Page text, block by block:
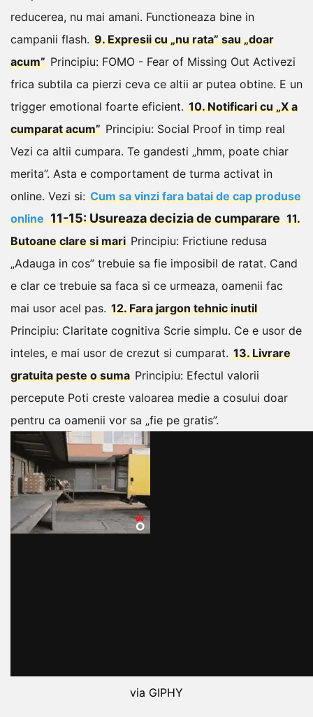
reducerea, nu mai amani. Functioneaza bine in
campanii flash. 9. Expresii cu „nu rata” sau „doar
acum” Principiu: FOMO - Fear of Missing Out Activezi
frica subtila ca pierzi ceva ce altii ar putea obtine. E un
trigger emotional foarte eficient. 10. Notificari cu „X a
cumparat acum” Principiu: Social Proof in timp real
Vezi ca altii cumpara. Te gandesti „hmm, poate chiar
merita”. Asta e comportament de turma activat in
online. Vezi si: Cum sa vinzi fara batai de cap produse
online 11-15: Usureaza decizia de cumparare 11.
Butoane clare si mari Principiu: Frictiune redusa
„Adauga in cos” trebuie sa fie imposibil de ratat. Cand
e clar ce trebuie sa faca si ce urmeaza, oamenii fac
mai usor acel pas. 12. Fara jargon tehnic inutil
Principiu: Claritate cognitiva Scrie simplu. Ce e usor de
inteles, e mai usor de crezut si cumparat. 13. Livrare
gratuita peste o suma Principiu: Efectul valorii
percepute Poti creste valoarea medie a cosului doar
pentru ca oamenii vor sa „fie pe gratis”.
via GIPHY